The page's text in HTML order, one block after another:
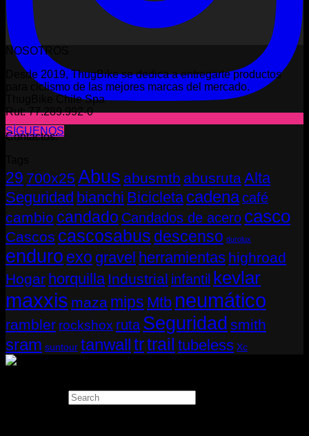
SÍGUENOS
NOSOTROS
Desde 2019, ThugBike se dedica a entregarte productos
para ciclismo de las mejores marcas del mercado.
ThugBike Chile Spa
Rut: 77.289.992-0
Contactos:
29 700x25 Abus abusmtb abusrutaAlta
Seguridad bianchi Bicicleta cadenacafé
cambio candado Candados de acero casco
Cascos cascosabus descenso durolux
enduro exo gravel herramientas highroad
Hogar horquilla Industrial infantil kevlar
maxxis maza mips Mtb neumático
rambler rockshox ruta Seguridad smith
sram suntour tanwalltrtrail tubeless Xc